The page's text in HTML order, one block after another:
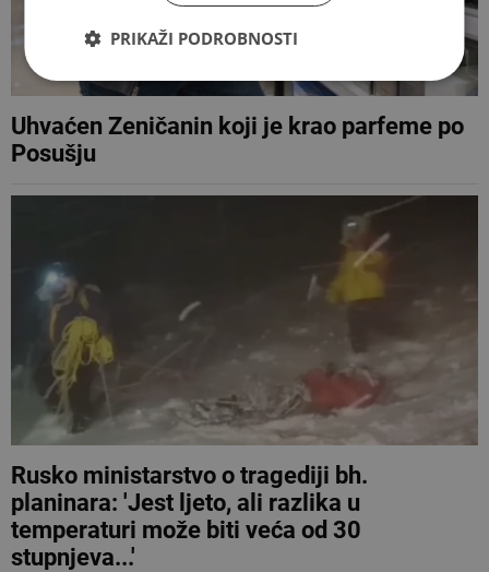
Uhvaćen Zeničanin koji je krao parfeme po
Posušju
Rusko ministarstvo o tragediji bh.
planinara: 'Jest ljeto, ali razlika u
temperaturi može biti veća od 30
stupnjeva...'
PRIKAŽI PODROBNOSTI